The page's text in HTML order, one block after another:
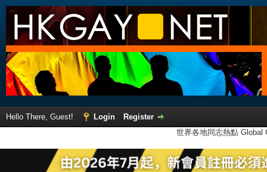
Hello There, Guest! Login
Register
世界各地同志熱點